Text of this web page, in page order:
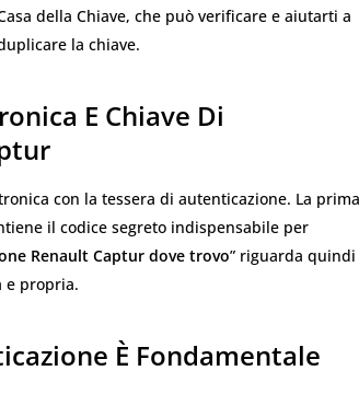
della Chiave, che può verificare e aiutarti a
la chiave.
E Chiave Di
con la tessera di autenticazione. La prima
il codice segreto indispensabile per
Renault Captur dove trovo” riguarda quindi
e propria.
È Fondamentale